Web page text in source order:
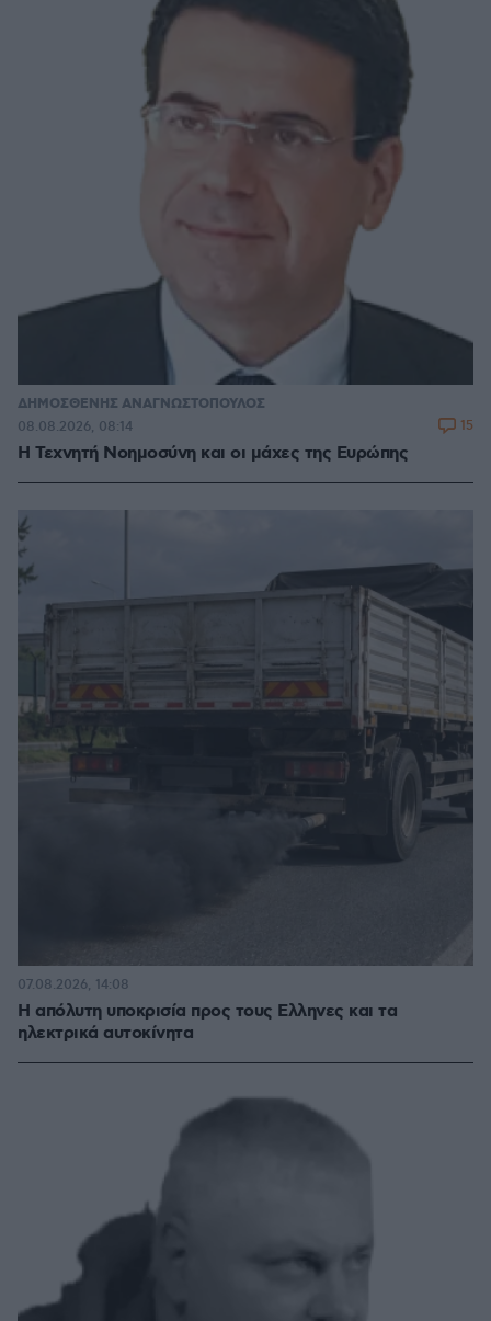
ΔΗΜΟΣΘΕΝΗΣ ΑΝΑΓΝΩΣΤΟΠΟΥΛΟΣ
H Τεχνητή Νοημοσύνη και οι μάχες της Ευρώπης
08.08.2026, 08:14 15
Η απόλυτη υποκρισία προς τους Ελληνες και τα
ηλεκτρικά αυτοκίνητα
07.08.2026, 14:08